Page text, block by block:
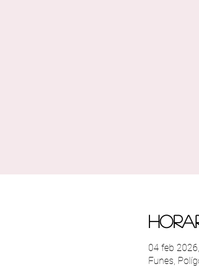
04 feb
Funes,